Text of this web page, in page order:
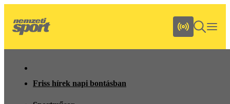
Friss hírek napi bontásban